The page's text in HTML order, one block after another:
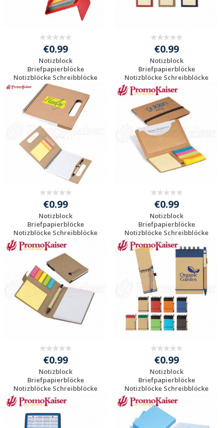
€0.99
Notizblock
Briefpapierblöcke
Notizblöcke Schreibblöcke
...
Individuelle
Werbeartikel
anfragen
€0.99
Notizblock
Briefpapierblöcke
Notizblöcke Schreibblöcke
...
Individuelle
Werbeartikel
anfragen
€0.99
Notizblock
Briefpapierblöcke
Notizblöcke Schreibblöcke
...
Individuelle
Werbeartikel
anfragen
€0.99
Notizblock
Briefpapierblöcke
Notizblöcke Schreibblöcke
...
Individuelle
Werbeartikel
anfragen
€0.99
Notizblock
Briefpapierblöcke
Notizblöcke Schreibblöcke
...
Individuelle
Werbeartikel
anfragen
€0.99
Notizblock
Briefpapierblöcke
Notizblöcke Schreibblöcke
...
Individuelle
Werbeartikel
anfragen